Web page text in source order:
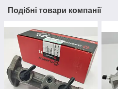
Подібні товари компанії